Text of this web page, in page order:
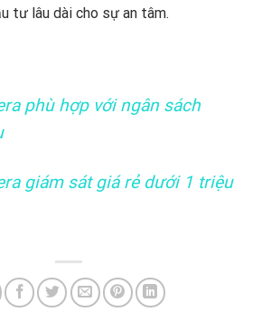
tư lâu dài cho sự an tâm.
phù hợp với ngân sách
giám sát giá rẻ dưới 1 triệu